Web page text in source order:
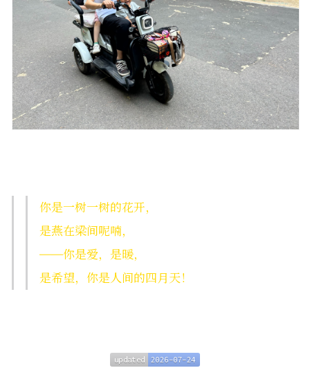
你是一树一树的花开，
是燕在梁间呢喃，
——你是爱，是暖，
是希望，你是人间的四月天！
updated
updated 2026-07-24
2026-07-24